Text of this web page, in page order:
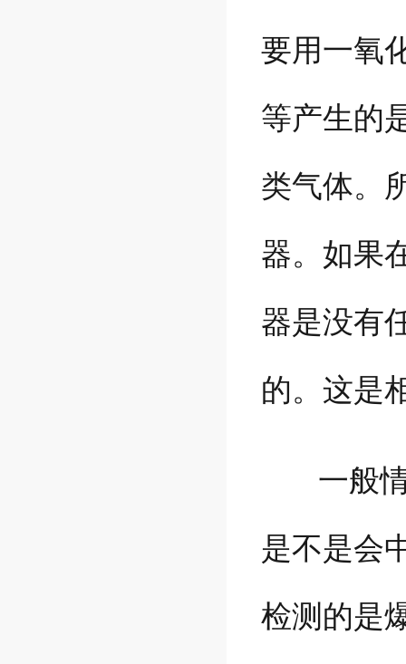
要用一氧
等产生的
类气体。
器。如果
器是没有
的。这是
一般情
是不是会
检测的是